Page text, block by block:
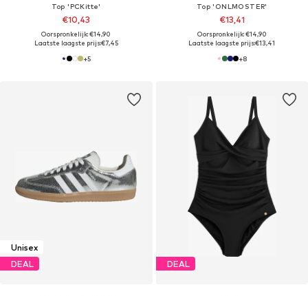
Top 'PCKitte'
€10,43
Oorspronkelijk: €14,90
Laatste laagste prijs:€7,45
+5
Top 'ONLMOSTER'
€13,41
Oorspronkelijk: €14,90
Laatste laagste prijs:€13,41
+8
Unisex
DEAL
DEAL